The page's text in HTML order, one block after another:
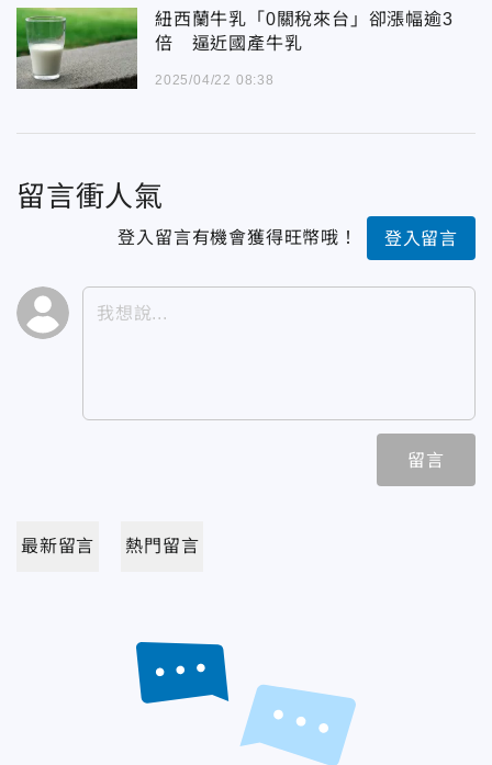
紐西蘭牛乳「0關稅來台」卻漲幅逾3
倍 逼近國產牛乳
2025/04/22 08:38
留言衝人氣
登入留言有機會獲得旺幣哦！ 登入留言
留言
最新留言 熱門留言